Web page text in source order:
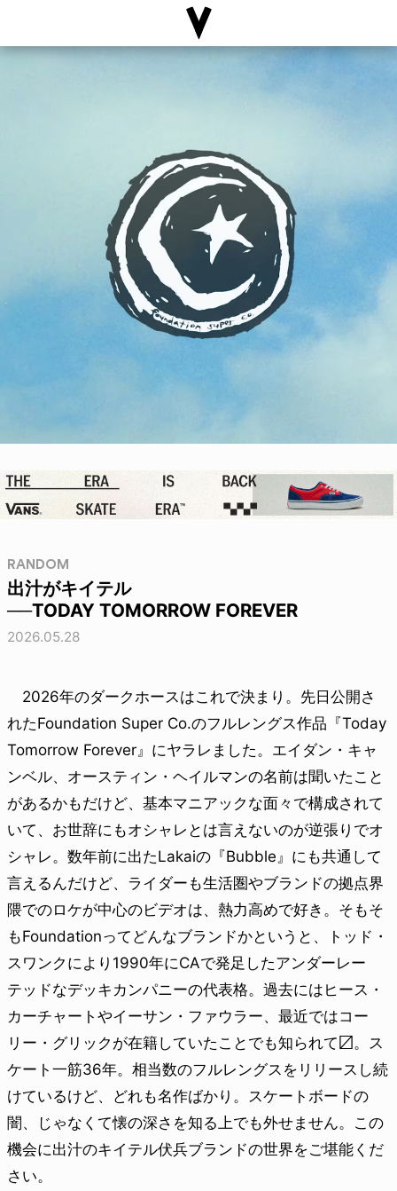
RANDOM
出汁がキイテル
──TODAY TOMORROW FOREVER
2026.05.28
2026年のダークホースはこれで決まり。先日公開さ
れたFoundation Super Co.のフルレングス作品『Today
Tomorrow Forever』にヤラレました。エイダン・キャ
ンベル、オースティン・ヘイルマンの名前は聞いたこと
があるかもだけど、基本マニアックな面々で構成されて
いて、お世辞にもオシャレとは言えないのが逆張りでオ
シャレ。数年前に出たLakaiの『Bubble』にも共通して
言えるんだけど、ライダーも生活圏やブランドの拠点界
隈でのロケが中心のビデオは、熱力高めで好き。そもそ
もFoundationってどんなブランドかというと、トッド・
スワンクにより1990年にCAで発足したアンダーレー
テッドなデッキカンパニーの代表格。過去にはヒース・
カーチャートやイーサン・ファウラー、最近ではコー
リー・グリックが在籍していたことでも知られて〼。ス
ケート一筋36年。相当数のフルレングスをリリースし続
けているけど、どれも名作ばかり。スケートボードの
闇、じゃなくて懐の深さを知る上でも外せません。この
機会に出汁のキイテル伏兵ブランドの世界をご堪能くだ
さい。